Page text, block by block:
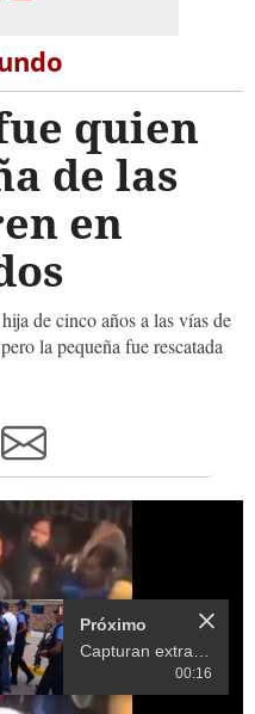
quien
de las
en
de cinco años a las vías de
la pequeña fue rescatada
Próximo
00:16